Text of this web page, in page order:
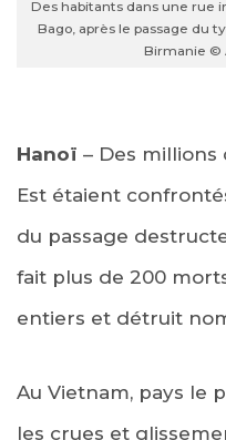
Des habitants dans une rue
Bago, après le passage du
Birmanie ©
Hanoï – Des millions
Est étaient
du passage
fait plus de 200
entiers et détruit
Au Vietnam, pays le
les crues et